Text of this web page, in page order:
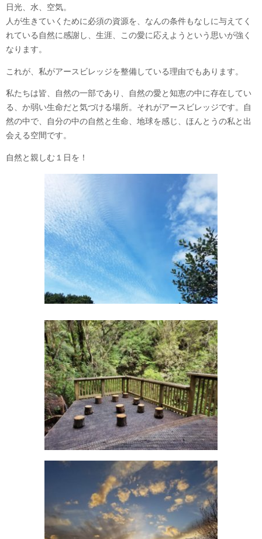
日光、水、空気。
人が生きていくために必須の資源を、なんの条件もなしに与えてく
れている自然に感謝し、生涯、この愛に応えようという思いが強く
なります。
これが、私がアースビレッジを整備している理由でもあります。
私たちは皆、自然の一部であり、自然の愛と知恵の中に存在してい
る、か弱い生命だと気づける場所。それがアースビレッジです。自
然の中で、自分の中の自然と生命、地球を感じ、ほんとうの私と出
会える空間です。
自然と親しむ１日を！